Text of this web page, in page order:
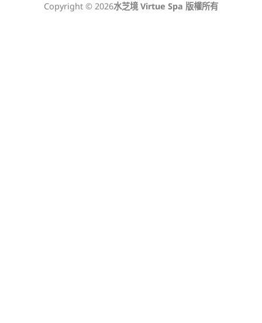
Copyright © 2026水芝境 Virtue Spa 版權所有